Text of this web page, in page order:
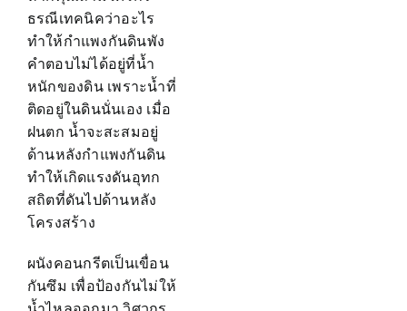
ธรณีเทคนิคว่าอะไร
ทำให้กำแพงกันดินพัง
คำตอบไม่ได้อยู่ที่น้ำ
หนักของดิน เพราะน้ำที่
ติดอยู่ในดินนั่นเอง เมื่อ
ฝนตก น้ำจะสะสมอยู่
ด้านหลังกำแพงกันดิน
ทำให้เกิดแรงดันอุทก
สถิตที่ดันไปด้านหลัง
โครงสร้าง
ผนังคอนกรีตเป็นเขื่อน
กันซึม เพื่อป้องกันไม่ให้